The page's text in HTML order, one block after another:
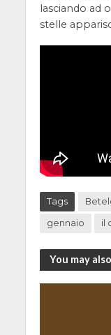
lasciando ad
stelle
Tags
gennaio il
You may